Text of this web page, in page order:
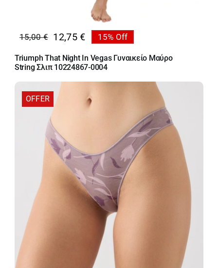
15,00€
Original
price
was:
12,75 €
Η
τρέχουσα
τιμή
12,75 €.
15% Off
Triumph That Night In Vegas Γυναικείο Μαύρο
String Σλιπ 10224867-0004
OFFER